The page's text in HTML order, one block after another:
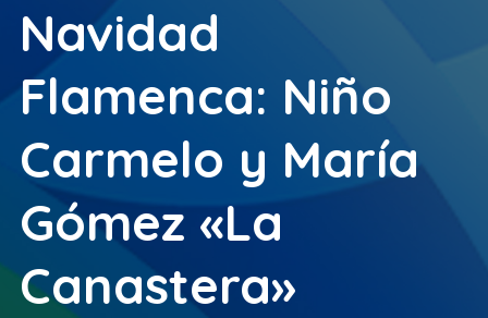
Navidad
Flamenca: Niño
Carmelo y María
Gómez «La
Canastera»